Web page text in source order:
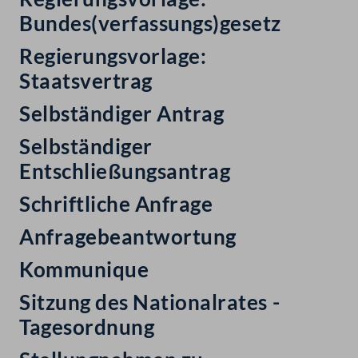
Bundes(verfassungs)gesetz
Regierungsvorlage:
Staatsvertrag
Selbständiger Antrag
Selbständiger
Entschließungsantrag
Schriftliche Anfrage
Anfragebeantwortung
Kommunique
Sitzung des Nationalrates -
Tagesordnung